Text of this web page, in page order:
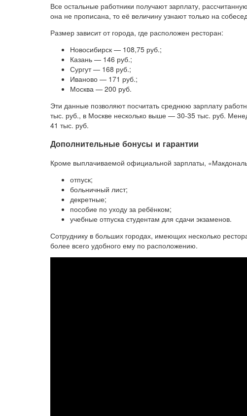
Все остальные работники получают зарплату,
она не прописана, то её величину узнают только на
Размер зависит от города, где расположен ресторан:
Новосибирск — 108,75 руб.;
Казань — 146 руб.;
Сургут — 168 руб.;
Иваново — 171 руб.;
Москва — 200 руб.
Эти данные позволяют посчитать среднюю зарплату
тыс. руб., в Москве несколько выше — 30-35 тыс. руб.
41 тыс. руб.
Дополнительные бонусы и гарантии
Кроме выплачиваемой официальной зарплаты,
отпуск;
больничный лист;
декретные;
пособие по уходу за ребёнком;
учебные отпуска студентам для сдачи экзаменов.
Сотруднику в больших городах, имеющих несколько
более всего удобного ему по расположению.